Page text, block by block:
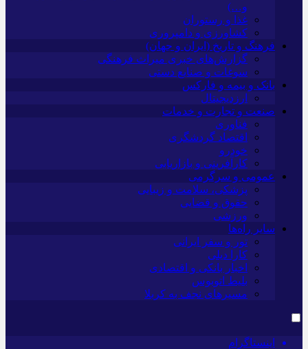
و…)
غذا و رستوران
کشاورزی و دامپروری
فرهنگ و تاریخ (ایران و جهان)
گزارش‌های خبری میراث فرهنگی
سوغات و صنایع دستی
بانک و بیمه و فارکس
ارزدیجیتال
صنعت و تجارت و خدمات
فناوری
اقتصاد گردشگری
خودرو
کارآفرینی و بازاریابی
عمومی و سرگرمی
پزشکی، سلامت و زیبایی
حقوق و قضایی
ورزشی
سایر راه‌ها
تور و سفر ایرانی
کارا دیلی
اخبار بانکی و اقتصادی
بلیط اتوبوس
مسیرهای نجف به کربلا
اینستاگرام